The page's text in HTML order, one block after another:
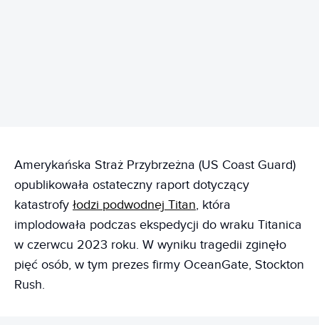
Amerykańska Straż Przybrzeżna (US Coast Guard)
opublikowała ostateczny raport dotyczący
katastrofy łodzi podwodnej Titan, która
implodowała podczas ekspedycji do wraku Titanica
w czerwcu 2023 roku. W wyniku tragedii zginęło
pięć osób, w tym prezes firmy OceanGate, Stockton
Rush.